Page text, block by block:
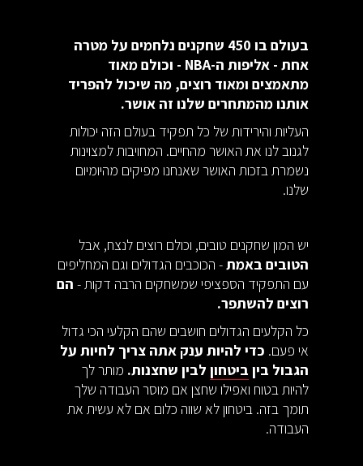
בעולם בו 450 שחקנים נלחמים על מטרה
אחת - אליפות ה-NBA - וכולם מאוד
מתאמצים ומאוד רוצים, מה שיכול להפריד
אותנו מהמתחרים שלנו זה אושר.
העליות והירידות של כל תפקיד בעולם הזה יכולות
לגנוב לנו את האושר מהחיים. המחויבות למצוינות
נשמרת בזכות האושר שאנחנו מפיקים מהיומיום
שלנו.
יש המון שחקנים טובים, וכולם רוצים לנצח, אבל
הטובים באמת- הכוכבים הגדולים וגם המחליפים
עם התפקיד הספציפי שמשחקים הרבה דקות - הם
רוצים להשתפר.
כל הקלעים הגדולים חושבים שהם הקלעי הכי גדול
אי פעם. כדי להיות ענק אתה צריך לחיות על
הגבול בין ביטחון לבין שחצנות. מותר לך
להיות בטוח ואפילו שחצן אם מוסר העבודה שלך
תומך בזה. ביטחון לא שווה כלום אם לא עשית את
העבודה.